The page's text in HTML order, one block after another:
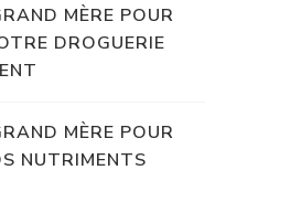
MÈRE POUR
DROGUERIE
MÈRE POUR
NUTRIMENTS